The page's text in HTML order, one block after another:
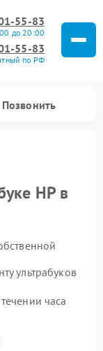
55-83
до 20:00
55-83
по РФ
Позвонить
HP в
ультрабуков
часа